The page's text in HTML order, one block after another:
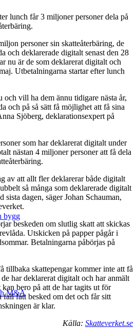
bygg
M&A
lunch får 3 miljoner personer dela på
personer sin skatteåterbäring, de
och deklarerade digitalt senast den 28
nu är de som deklarerat digitalt och
Utbetalningarna startar efter lunch
och vill ha dem ännu tidigare nästa år,
och på så sätt få möjlighet att få sina
Sjöberg, deklarationsexpert på
som har deklarerat digitalt under
nästan 4 miljoner personer att få dela
av att allt fler deklarerar både digitalt
så många som deklarerade digitalt
sista dagen, säger Johan Schauman,
beskeden om slutlig skatt att skickas
Utskicken på papper pågår i
Betalningarna påbörjas på
tillbaka skattepengar kommer inte att få
har deklarerat digitalt och har anmält
bero på att de har tagits ut för
fall fått besked om det och får sitt
är klar.
Källa: Skatteverket.se